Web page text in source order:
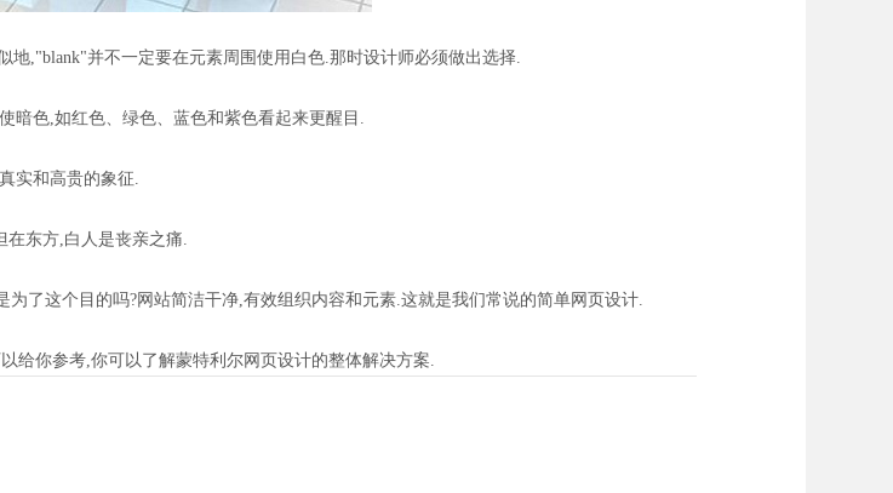
,"blank"并不一定要在元素周围使用白色.那时设计师必须做出选择.
色,如红色、绿色、蓝色和紫色看起来更醒目.
实和高贵的象征.
东方,白人是丧亲之痛.
了这个目的吗?网站简洁干净,有效组织内容和元素.这就是我们常说的简单网页设计.
给你参考,你可以了解蒙特利尔网页设计的整体解决方案.